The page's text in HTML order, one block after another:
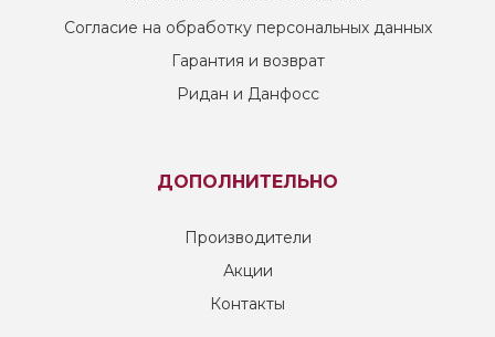
Согласие на обработку персональных данных
Гарантия и возврат
Ридан и Данфосс
ДОПОЛНИТЕЛЬНО
Производители
Акции
Контакты